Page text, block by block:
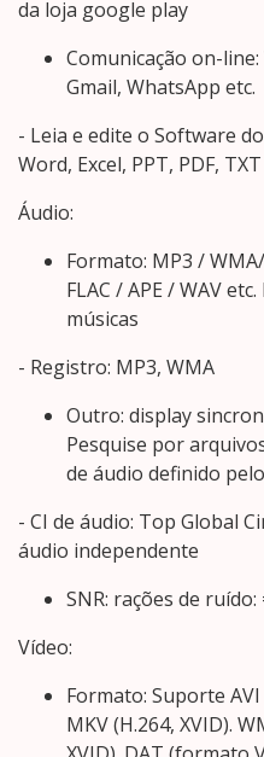
da loja google play
Comunicação on-
Gmail, WhatsApp etc.
- Leia e edite o Software
Word, Excel, PPT, PDF, TXT
Áudio:
Formato: MP3 /
FLAC / APE / WAV
músicas
- Registro: MP3, WMA
Outro: display
Pesquise por
de áudio definido
- CI de áudio: Top Global
áudio independente
SNR: rações de ruído:
Vídeo:
Formato: Suporte AVI
MKV (H.264, XVID).